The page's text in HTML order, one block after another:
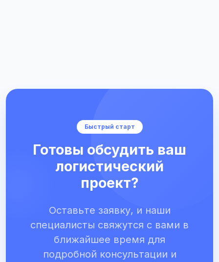
Быстрый старт
Готовы обсудить ваш
логистический
проект?
Оставьте заявку, и наши
специалисты свяжутся с вами в
ближайшее время для
подробной консультации и